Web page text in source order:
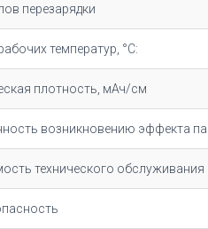
перезарядки
температур, °С:
плотность, мАч/cм
возникновению эффекта
технического обслуживания